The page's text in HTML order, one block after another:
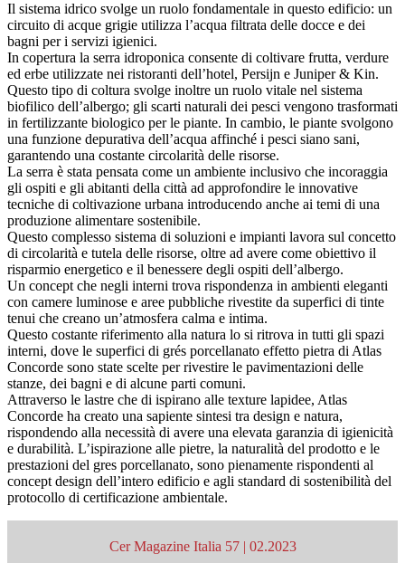
Il sistema idrico svolge un ruolo fondamentale in questo edificio: un
circuito di acque grigie utilizza l’acqua filtrata delle docce e dei
bagni per i servizi igienici.
In copertura la serra idroponica consente di coltivare frutta, verdure
ed erbe utilizzate nei ristoranti dell’hotel, Persijn e Juniper & Kin.
Questo tipo di coltura svolge inoltre un ruolo vitale nel sistema
biofilico dell’albergo; gli scarti naturali dei pesci vengono trasformati
in fertilizzante biologico per le piante. In cambio, le piante svolgono
una funzione depurativa dell’acqua affinché i pesci siano sani,
garantendo una costante circolarità delle risorse.
La serra è stata pensata come un ambiente inclusivo che incoraggia
gli ospiti e gli abitanti della città ad approfondire le innovative
tecniche di coltivazione urbana introducendo anche ai temi di una
produzione alimentare sostenibile.
Questo complesso sistema di soluzioni e impianti lavora sul concetto
di circolarità e tutela delle risorse, oltre ad avere come obiettivo il
risparmio energetico e il benessere degli ospiti dell’albergo.
Un concept che negli interni trova rispondenza in ambienti eleganti
con camere luminose e aree pubbliche rivestite da superfici di tinte
tenui che creano un’atmosfera calma e intima.
Questo costante riferimento alla natura lo si ritrova in tutti gli spazi
interni, dove le superfici di grés porcellanato effetto pietra di Atlas
Concorde sono state scelte per rivestire le pavimentazioni delle
stanze, dei bagni e di alcune parti comuni.
Attraverso le lastre che di ispirano alle texture lapidee, Atlas
Concorde ha creato una sapiente sintesi tra design e natura,
rispondendo alla necessità di avere una elevata garanzia di igienicità
e durabilità. L’ispirazione alle pietre, la naturalità del prodotto e le
prestazioni del gres porcellanato, sono pienamente rispondenti al
concept design dell’intero edificio e agli standard di sostenibilità del
protocollo di certificazione ambientale.
Cer Magazine Italia 57 | 02.2023